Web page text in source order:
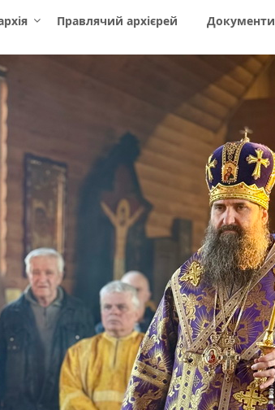
Правлячий архієрей Документи